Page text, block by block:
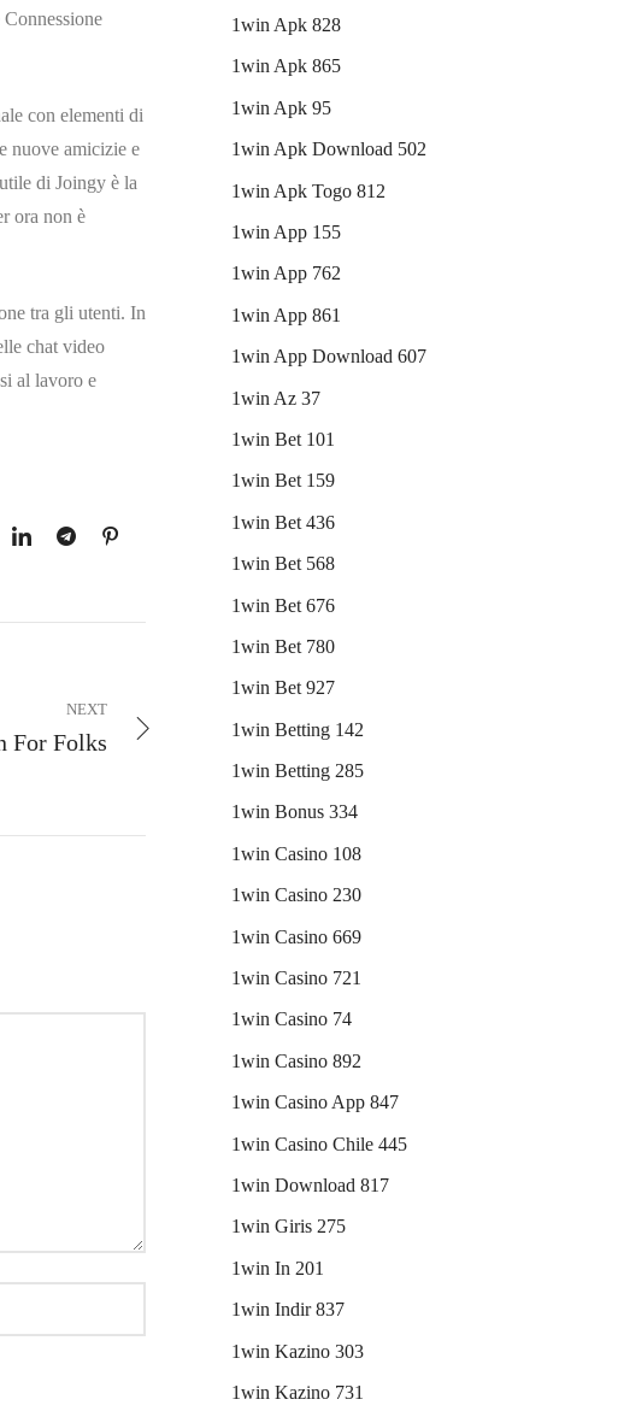
con elementi di
nuove amicizie e
di Joingy è la
ora non è
tra gli utenti. In
chat video
al lavoro e
NEXT
For Folks
1win Apk 828
1win Apk 865
1win Apk 95
1win Apk Download 502
1win Apk Togo 812
1win App 155
1win App 762
1win App 861
1win App Download 607
1win Az 37
1win Bet 101
1win Bet 159
1win Bet 436
1win Bet 568
1win Bet 676
1win Bet 780
1win Bet 927
1win Betting 142
1win Betting 285
1win Bonus 334
1win Casino 108
1win Casino 230
1win Casino 669
1win Casino 721
1win Casino 74
1win Casino 892
1win Casino App 847
1win Casino Chile 445
1win Download 817
1win Giris 275
1win In 201
1win Indir 837
1win Kazino 303
1win Kazino 731